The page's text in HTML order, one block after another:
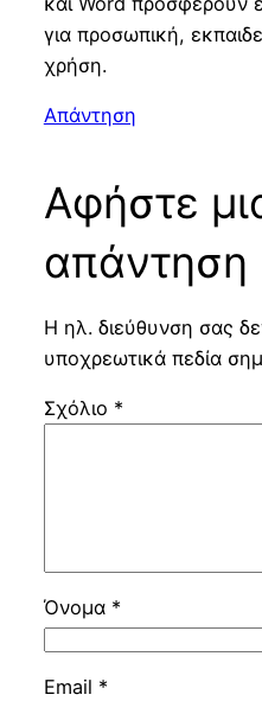
για προσωπική,
χρήση.
Απάντηση
Αφήστε
απάντηση
Η ηλ. διεύθυνση σας
υποχρεωτικά πεδία
Σχόλιο *
Όνομα *
Email *